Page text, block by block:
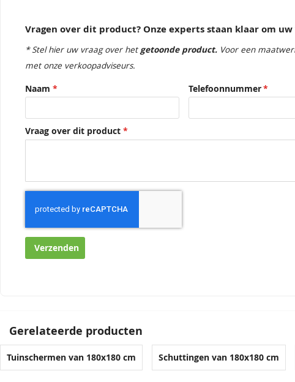
Vragen over dit product? Onze experts staan klaar om
* Stel hier uw vraag over het getoonde product. Voor een
met onze verkoopadviseurs.
Naam Telefoonnummer
Vraag over dit product
Verzenden
Gerelateerde producten
Tuinschermen van 180x180 cm Schuttingen van 180x180 cm